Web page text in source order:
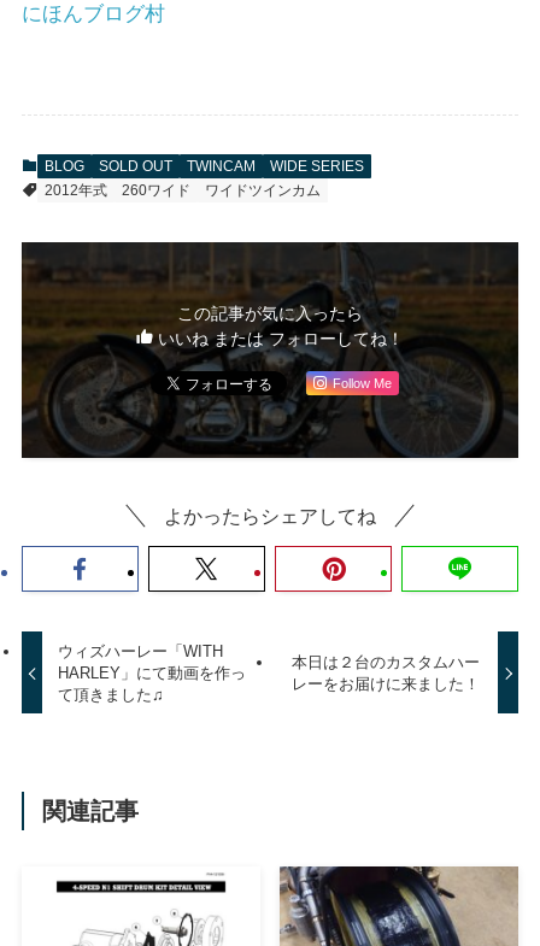
にほんブログ村
BLOG SOLD OUT TWINCAM
WIDE SERIES
2012年式
260ワイド ワイドツインカム
この記事が気に入ったら
いいね または フォローしてね！
Follow Me
よかったらシェアしてね
ウィズハーレー「WITH
HARLEY」にて動画を作っ
て頂きました♫
本日は２台のカスタムハー
レーをお届けに来ました！
関連記事